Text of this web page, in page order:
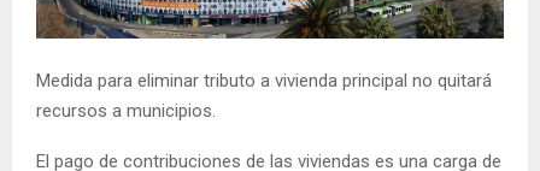
N
UMedida para eliminar tributo a vivienda principal no quitará
recursos a municipios.
El pago de contribuciones de las viviendas es una carga de